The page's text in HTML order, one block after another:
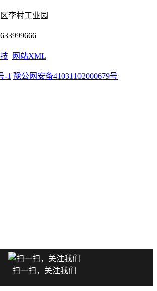
李村工业园
网站XML
-1 豫公网安备41031102000679号
扫一扫，关注我们